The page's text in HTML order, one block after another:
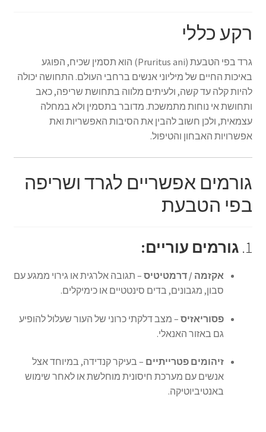
רקע כללי
גרד בפי הטבעת (Pruritus ani) הוא תסמין שכיח, הפוגע
באיכות החיים של מיליוני אנשים ברחבי העולם. התחושה יכולה
להיות קלה עד קשה, ולעיתים מלווה בתחושת שריפה, כאב
ותחושת אי נוחות מתמשכת. מדובר בתסמין ולא במחלה
עצמאית, ולכן חשוב להבין את הסיבות האפשריות ואת
אפשרויות האבחון והטיפול.
גורמים אפשריים לגרד ושריפה
בפי הטבעת
1. גורמים עוריים:
אקזמה / דרמטיטיס– תגובה אלרגית או גירוי ממגע עם
סבון, מגבונים, בדים סינטטיים או כימיקלים.
פסוריאזיס– מצב דלקתי כרוני של העור שעלול להופיע
גם באזור האנאלי.
זיהומים פטרייתיים – בעיקר קנדידה, במיוחד אצל
אנשים עם מערכת חיסונית מוחלשת או לאחר שימוש
באנטיביוטיקה.